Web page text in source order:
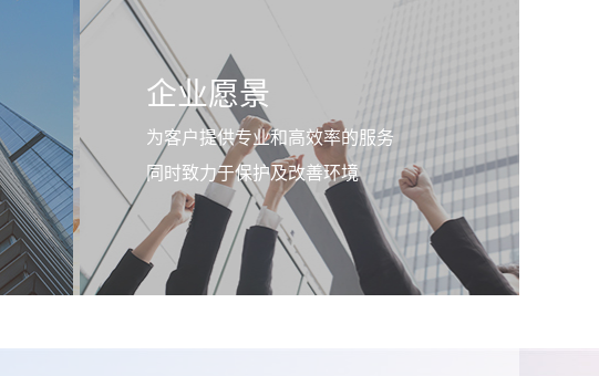
企业愿景
为客户提供专业和高效率的服务
同时致力于保护及改善环境